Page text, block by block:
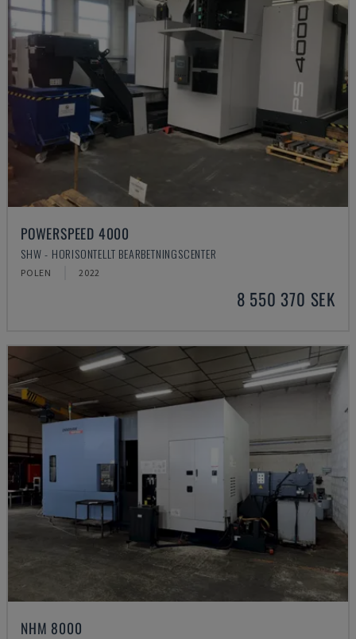
POWERSPEED 4000
SHW - HORISONTELLT BEARBETNINGSCENTER
POLEN 2022
8 550 370 SEK
NHM 8000